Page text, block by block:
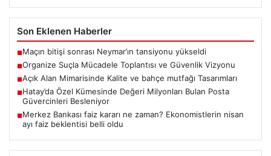
Son Eklenen Haberler
■Maçın bitişi sonrası Neymar’ın tansiyonu yükseldi
■Organize Suçla Mücadele Toplantısı ve Güvenlik Vizyonu
■Açık Alan Mimarisinde Kalite ve bahçe mutfağı Tasarımları
■Hatay’da Özel Kümesinde Değeri Milyonları Bulan Posta
Güvercinleri Besleniyor
■Merkez Bankası faiz kararı ne zaman? Ekonomistlerin nisan
ayı faiz beklentisi belli oldu